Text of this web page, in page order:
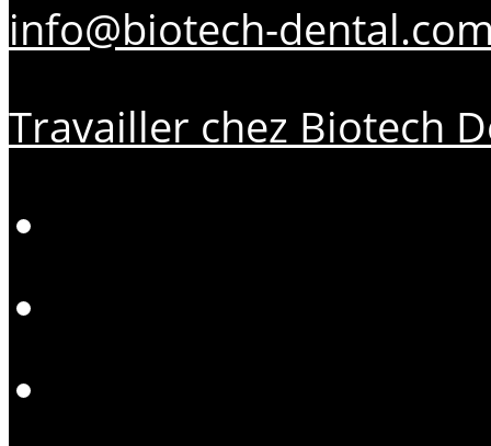
info@biotech-
Travailler chez Biotech